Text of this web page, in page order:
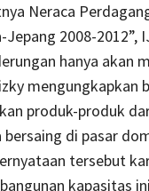
Neraca
2008-2012”,
hanya akan
mengungkapkan
produk-produk
di pasar
tersebut
kapasitas